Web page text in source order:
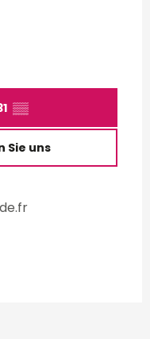
▒▒
Sie uns